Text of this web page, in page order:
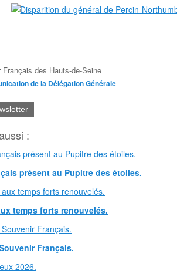
Français des Hauts-de-Seine
de la Délégation Générale
:
présent au Pupitre des étoiles.
temps forts renouvelés.
Français.